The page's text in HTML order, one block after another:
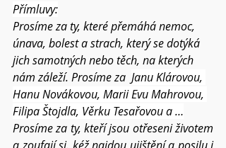
Přímluvy:
Prosíme za ty, které přemáhá nemoc,
únava, bolest a strach, který se dotýká
jich samotných nebo těch, na kterých
nám záleží. Prosíme za Janu Klárovou,
Hanu Novákovou, Marii Evu Mahrovou,
Filipa Štojdla, Věrku Tesařovou a …
Prosíme za ty, kteří jsou otřeseni životem